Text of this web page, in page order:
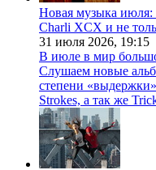
Новая музыка июля:
Charli XCX и не
31 июля 2026, 19:15
В июле в мир
Слушаем новые
степени
Strokes, а так же